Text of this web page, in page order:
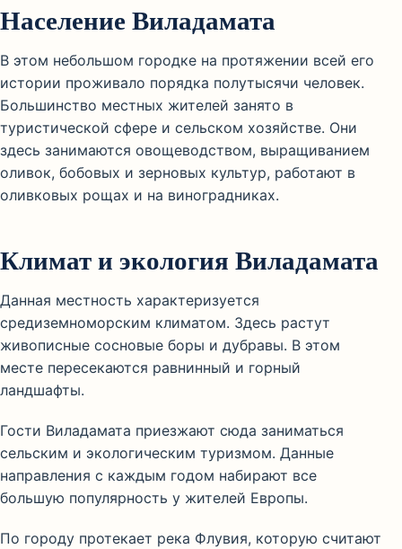
Население Виладамата
В этом небольшом городке на протяжении всей его
истории проживало порядка полутысячи человек.
Большинство местных жителей занято в
туристической сфере и сельском хозяйстве. Они
здесь занимаются овощеводством, выращиванием
оливок, бобовых и зерновых культур, работают в
оливковых рощах и на виноградниках.
Климат и экология Виладамата
Данная местность характеризуется
средиземноморским климатом. Здесь растут
живописные сосновые боры и дубравы. В этом
месте пересекаются равнинный и горный
ландшафты.
Гости Виладамата приезжают сюда заниматься
сельским и экологическим туризмом. Данные
направления с каждым годом набирают все
большую популярность у жителей Европы.
По городу протекает река Флувия, которую считают